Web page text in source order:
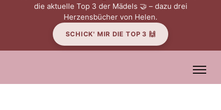
die aktuelle Top 3 der Mädels 🤝 – dazu drei
Herzensbücher von Helen.
SCHICK' MIR DIE TOP 3 🙌